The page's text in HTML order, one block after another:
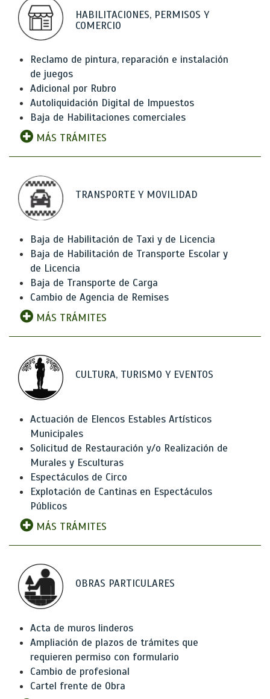
HABILITACIONES, PERMISOS Y
COMERCIO
Reclamo de pintura, reparación e instalación
de juegos
Adicional por Rubro
Autoliquidación Digital de Impuestos
Baja de Habilitaciones comerciales
MÁS TRÁMITES
TRANSPORTE Y MOVILIDAD
Baja de Habilitación de Taxi y de Licencia
Baja de Habilitación de Transporte Escolar y
de Licencia
Baja de Transporte de Carga
Cambio de Agencia de Remises
MÁS TRÁMITES
CULTURA, TURISMO Y EVENTOS
Actuación de Elencos Estables Artísticos
Municipales
Solicitud de Restauración y/o Realización de
Murales y Esculturas
Espectáculos de Circo
Explotación de Cantinas en Espectáculos
Públicos
MÁS TRÁMITES
OBRAS PARTICULARES
Acta de muros linderos
Ampliación de plazos de trámites que
requieren permiso con formulario
Cambio de profesional
Cartel frente de Obra